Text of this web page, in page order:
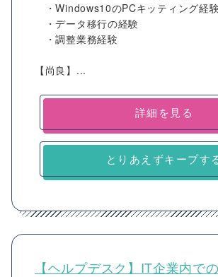
・Windows10のPCキッティング経
・データ移行の経験
・調整業務経験
【尚良】...
詳細を見る
とりあえずキープす
【ヘルプデスク】IT企業内で